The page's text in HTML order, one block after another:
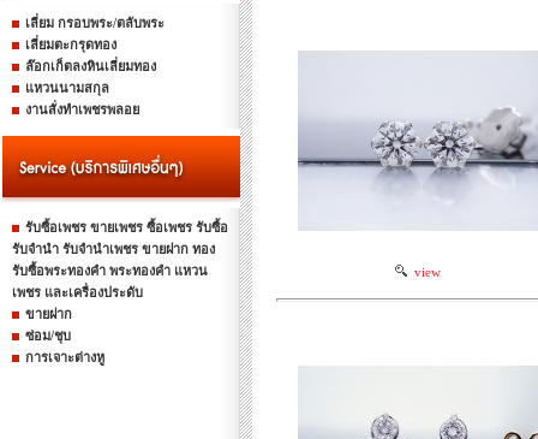
เลี่ยม กรอบพระ/ตลับพระ
เลี่ยมตะกรุดทอง
ล๊อกเก็ตลงหินเลี่ยมทอง
แหวนนามสกุล
งานสั่งทำเพชรพลอย
รับซื้อเพชร ขายเพชร ซื้อเพชร รับซื้อ
รับจำนำ รับจำนำเพชร ขายฝาก ทอง
รับซื้อพระทองคำ พระทองคำ แหวน
เพชร และเครื่องประดับ
ขายฝาก
ซ่อม/ชุบ
การเจาะต่างหู
view